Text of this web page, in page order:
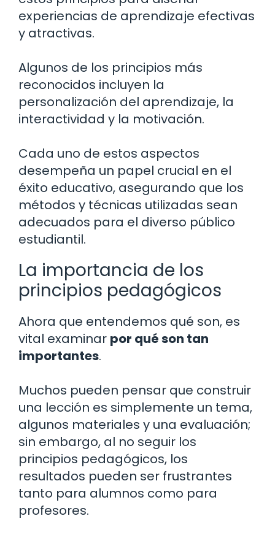
experiencias de aprendizaje efectivas
y atractivas.
Algunos de los principios más
reconocidos incluyen la
personalización del aprendizaje, la
interactividad y la motivación.
Cada uno de estos aspectos
desempeña un papel crucial en el
éxito educativo, asegurando que los
métodos y técnicas utilizadas sean
adecuados para el diverso público
estudiantil.
La importancia de los
principios pedagógicos
Ahora que entendemos qué son, es
vital examinar por qué son tan
importantes.
Muchos pueden pensar que construir
una lección es simplemente un tema,
algunos materiales y una evaluación;
sin embargo, al no seguir los
principios pedagógicos, los
resultados pueden ser frustrantes
tanto para alumnos como para
profesores.